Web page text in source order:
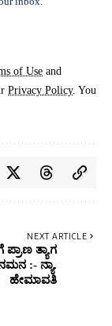
of Use and
Privacy Policy. You
NEXT ARTICLE
ಪ್ರಾಣ ತ್ಯಾಗ
:- ನ್ಯಾ.
ಹೇಮಾವತಿ